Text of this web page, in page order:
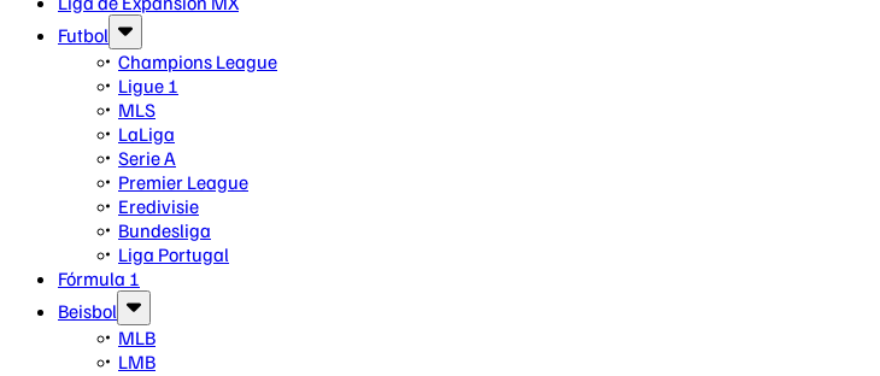
Futbol
Champions League
Ligue 1
MLS
LaLiga
Serie A
Premier League
Eredivisie
Bundesliga
Liga Portugal
Fórmula 1
Beisbol
MLB
LMB